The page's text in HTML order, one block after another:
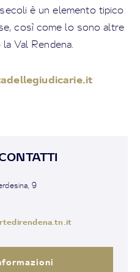
è un elemento tipico
così come lo sono altre
Val Rendena.
9